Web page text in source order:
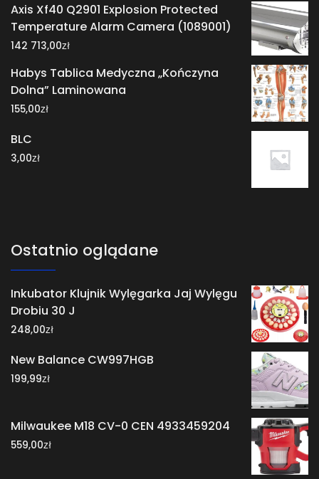
Axis Xf40 Q2901 Explosion Protected
Temperature Alarm Camera (1089001)
142 713,00zł
Habys Tablica Medyczna „Kończyna
Dolna” Laminowana
155,00zł
BLC
3,00zł
Ostatnio oglądane
Inkubator Klujnik Wylęgarka Jaj Wylęgu
Drobiu 30 J
248,00zł
New Balance CW997HGB
199,99zł
Milwaukee M18 CV-0 CEN 4933459204
559,00zł